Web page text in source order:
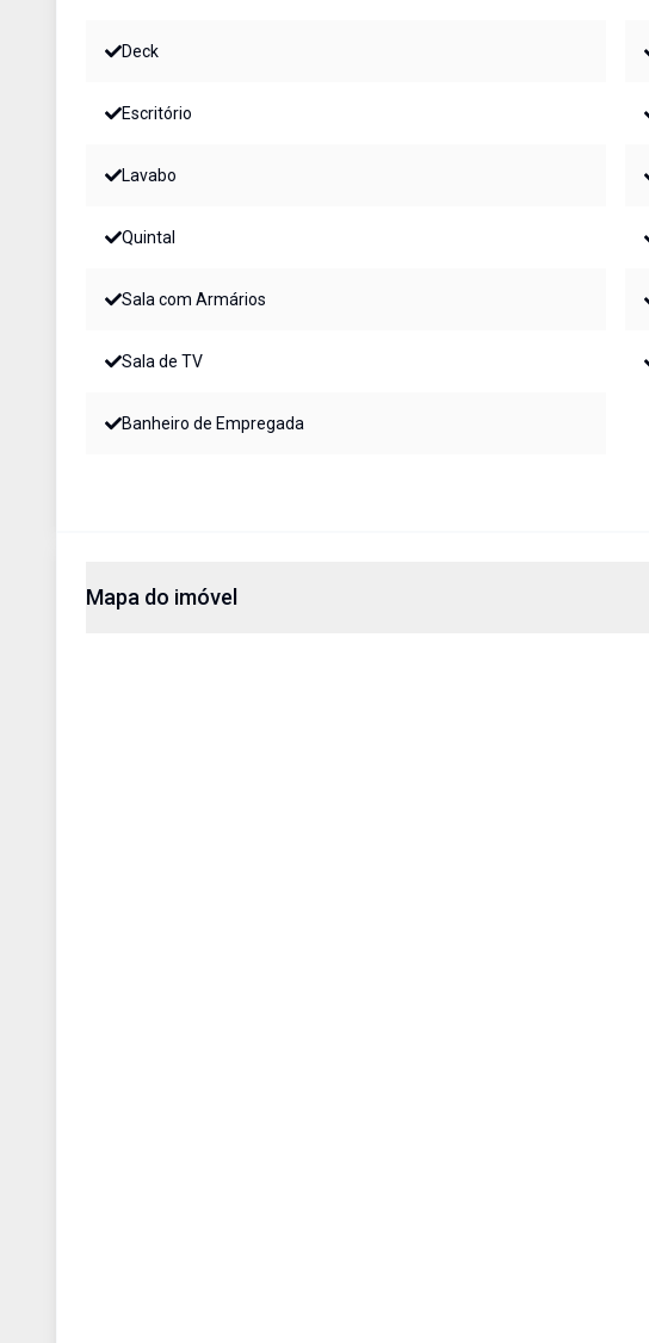
Deck
Escritório
Lavabo
Quintal
Sala com Armários
Sala de TV
Banheiro de Empregada
Mapa do imóvel